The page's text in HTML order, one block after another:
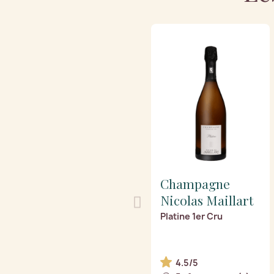
Champagne
Nicolas Maillart
Platine 1er Cru
4.5/5